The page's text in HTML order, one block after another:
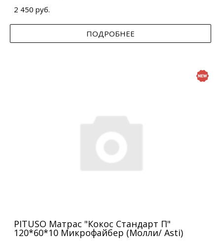
2 450 руб.
ПОДРОБНЕЕ
PITUSO Матрас "Кокос Стандарт П"
120*60*10 Микрофайбер (Молли/ Asti)